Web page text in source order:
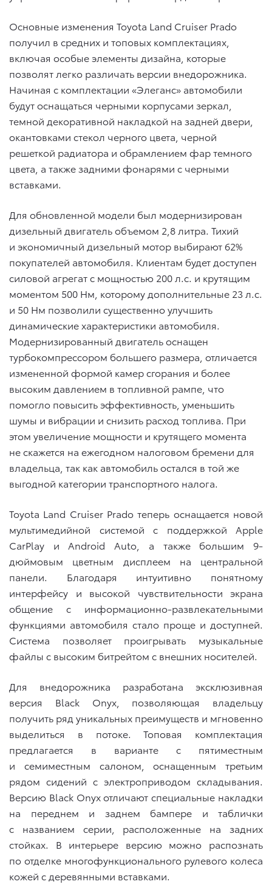
Основные изменения Toyota Land Cruiser Prado
получил в средних и топовых комплектациях,
включая особые элементы дизайна, которые
позволят легко различать версии внедорожника.
Начиная с комплектации «Элеганс» автомобили
будут оснащаться черными корпусами зеркал,
темной декоративной накладкой на задней двери,
окантовками стекол черного цвета, черной
решеткой радиатора и обрамлением фар темного
цвета, а также задними фонарями с черными
вставками.
Для обновленной модели был модернизирован
дизельный двигатель объемом 2,8 литра. Тихий
и экономичный дизельный мотор выбирают 62%
покупателей автомобиля. Клиентам будет доступен
силовой агрегат с мощностью 200 л.с. и крутящим
моментом 500 Нм, которому дополнительные 23 л.с.
и 50 Нм позволили существенно улучшить
динамические характеристики автомобиля.
Модернизированный двигатель оснащен
турбокомпрессором большего размера, отличается
измененной формой камер сгорания и более
высоким давлением в топливной рампе, что
помогло повысить эффективность, уменьшить
шумы и вибрации и снизить расход топлива. При
этом увеличение мощности и крутящего момента
не скажется на ежегодном налоговом бремени для
владельца, так как автомобиль остался в той же
выгодной категории транспортного налога.
Toyota Land Cruiser Prado теперь оснащается новой
мультимедийной системой с поддержкой Apple
CarPlay и Android Auto, а также большим 9-
дюймовым цветным дисплеем на центральной
панели. Благодаря интуитивно понятному
интерфейсу и высокой чувствительности экрана
общение с информационно-развлекательными
функциями автомобиля стало проще и доступней.
Система позволяет проигрывать музыкальные
файлы с высоким битрейтом с внешних носителей.
Для внедорожника разработана эксклюзивная
версия Black Onyx, позволяющая владельцу
получить ряд уникальных преимуществ и мгновенно
выделиться в потоке. Топовая комплектация
предлагается в варианте с пятиместным
и семиместным салоном, оснащенным третьим
рядом сидений с электроприводом складывания.
Версию Black Onyx отличают специальные накладки
на переднем и заднем бампере и таблички
с названием серии, расположенные на задних
стойках. В интерьере версию можно распознать
по отделке многофункционального рулевого колеса
кожей с деревянными вставками.